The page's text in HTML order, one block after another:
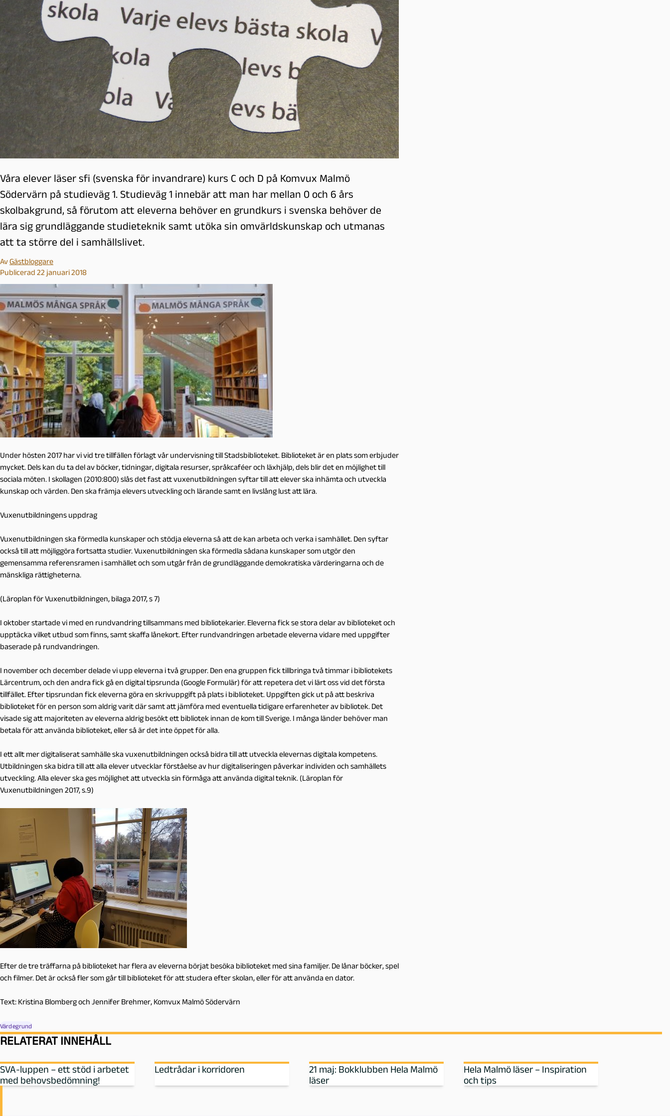
Våra elever läser sfi (svenska för invandrare) kurs C och D på Komvux Malmö
Södervärn på studieväg 1. Studieväg 1 innebär att man har mellan 0 och 6 års
skolbakgrund, så förutom att eleverna behöver en grundkurs i svenska behöver de
lära sig grundläggande studieteknik samt utöka sin omvärldskunskap och utmanas
att ta större del i samhällslivet.
AvGästbloggare
Publicerad 22 januari 2018
Under hösten 2017 har vi vid tre tillfällen förlagt vår undervisning till Stadsbiblioteket. Biblioteket är en plats som erbjuder
mycket. Dels kan du ta del av böcker, tidningar, digitala resurser, språkcaféer och läxhjälp, dels blir det en möjlighet till
sociala möten. I skollagen (2010:800) slås det fast att vuxenutbildningen syftar till att elever ska inhämta och utveckla
kunskap och värden. Den ska främja elevers utveckling och lärande samt en livslång lust att lära.
Vuxenutbildningens uppdrag
Vuxenutbildningen ska förmedla kunskaper och stödja eleverna så att de kan arbeta och verka i samhället. Den syftar
också till att möjliggöra fortsatta studier. Vuxenutbildningen ska förmedla sådana kunskaper som utgör den
gemensamma referensramen i samhället och som utgår från de grundläggande demokratiska värderingarna och de
mänskliga rättigheterna.
(Läroplan för Vuxenutbildningen, bilaga 2017, s 7)
I oktober startade vi med en rundvandring tillsammans med bibliotekarier. Eleverna fick se stora delar av biblioteket och
upptäcka vilket utbud som finns, samt skaffa lånekort. Efter rundvandringen arbetade eleverna vidare med uppgifter
baserade på rundvandringen.
I november och december delade vi upp eleverna i två grupper. Den ena gruppen fick tillbringa två timmar i bibliotekets
Lärcentrum, och den andra fick gå en digital tipsrunda (Google Formulär) för att repetera det vi lärt oss vid det första
tillfället. Efter tipsrundan fick eleverna göra en skrivuppgift på plats i biblioteket. Uppgiften gick ut på att beskriva
biblioteket för en person som aldrig varit där samt att jämföra med eventuella tidigare erfarenheter av bibliotek. Det
visade sig att majoriteten av eleverna aldrig besökt ett bibliotek innan de kom till Sverige. I många länder behöver man
betala för att använda biblioteket, eller så är det inte öppet för alla.
I ett allt mer digitaliserat samhälle ska vuxenutbildningen också bidra till att utveckla elevernas digitala kompetens.
Utbildningen ska bidra till att alla elever utvecklar förståelse av hur digitaliseringen påverkar individen och samhällets
utveckling. Alla elever ska ges möjlighet att utveckla sin förmåga att använda digital teknik. (Läroplan för
Vuxenutbildningen 2017, s.9)
Efter de tre träffarna på biblioteket har flera av eleverna börjat besöka biblioteket med sina familjer. De lånar böcker, spel
och filmer. Det är också fler som går till biblioteket för att studera efter skolan, eller för att använda en dator.
Text: Kristina Blomberg och Jennifer Brehmer, Komvux Malmö Södervärn
Värdegrund
RELATERAT INNEHÅLL
SVA-luppen – ett stöd i arbetet
med behovsbedömning!
Ledtrådar i korridoren
21 maj: Bokklubben Hela Malmö
läser
Hela Malmö läser – Inspiration
och tips